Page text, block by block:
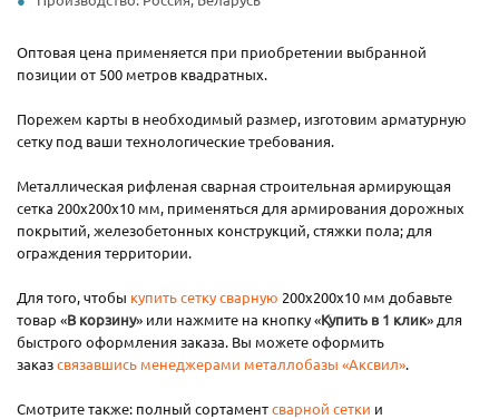
Оптовая цена применяется при приобретении выбранной
позиции от 500 метров квадратных.
Порежем карты в необходимый размер, изготовим арматурную
сетку под ваши технологические требования.
Металлическая рифленая сварная строительная армирующая
сетка 200х200x10 мм, применяться для армирования дорожных
покрытий, железобетонных конструкций, стяжки пола; для
ограждения территории.
Для того, чтобы купить сетку сварную 200х200х10 мм добавьте
товар «В корзину» или нажмите на кнопку «Купить в 1 клик» для
быстрого оформления заказа. Вы можете оформить
заказсвязавшись менеджерами металлобазы «Аксвил».
Смотрите также: полный сортаментсварной сетки и